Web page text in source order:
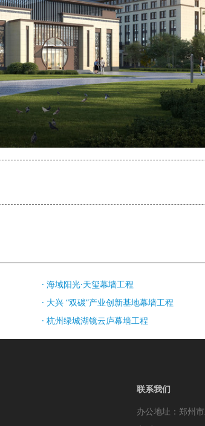
· 海域阳光·天玺幕墙工程
· 大兴 “双碳”产业创新基地幕墙工程
· 杭州绿城湖镜云庐幕墙工程
联系我们
办公地址：郑州